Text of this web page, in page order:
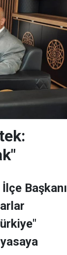
Başkanı